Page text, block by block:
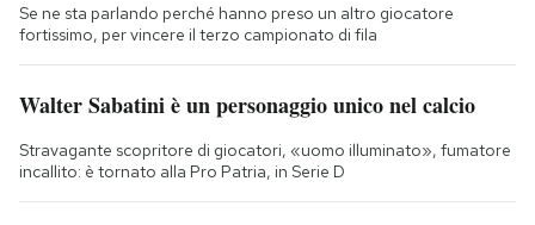
Se ne sta parlando perché hanno preso un altro giocatore
fortissimo, per vincere il terzo campionato di fila
Walter Sabatini è un personaggio unico nel calcio
Stravagante scopritore di giocatori, «uomo illuminato», fumatore
incallito: è tornato alla Pro Patria, in Serie D